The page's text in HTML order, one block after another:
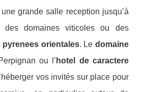
grande salle reception jusqu’à
des domaines viticoles ou des
pyrenees orientales. Le domaine
ou l’ hotel de caractere
vos invités sur place pour